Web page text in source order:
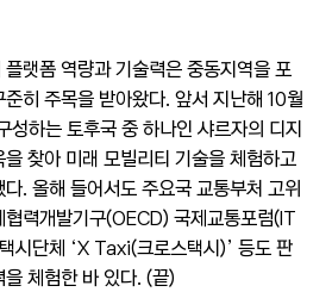
랫폼 역량과 기술력은 중동지역을 포
히 주목을 받아왔다. 앞서 지난해 10월
성하는 토후국 중 하나인 샤르자의 디지
찾아 미래 모빌리티 기술을 체험하고
. 올해 들어서도 주요국 교통부처 고위
력개발기구(OECD) 국제교통포럼(IT
시단체 ‘X Taxi(크로스택시)’ 등도 판
체험한 바 있다. (끝)